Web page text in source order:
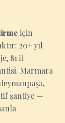
için
20+ yıl
81 il
Marmara
şantiye —